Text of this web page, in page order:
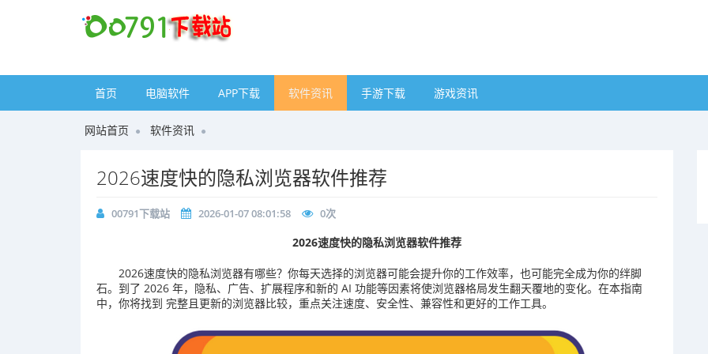
首页 电脑软件 APP下载 软件资讯 手游下载 游戏资讯
网站首页 软件资讯
2026速度快的隐私浏览器软件推荐
00791下载站 2026-01-07 08:01:58 0次
2026速度快的隐私浏览器软件推荐
2026速度快的隐私浏览器有哪些？你每天选择的浏览器可能会提升你的工作效率，也可能完全成为你的绊脚
石。到了 2026 年，隐私、广告、扩展程序和新的 AI 功能等因素将使浏览器格局发生翻天覆地的变化。在本指南
中，你将找到 完整且更新的浏览器比较，重点关注速度、安全性、兼容性和更好的工作工具。